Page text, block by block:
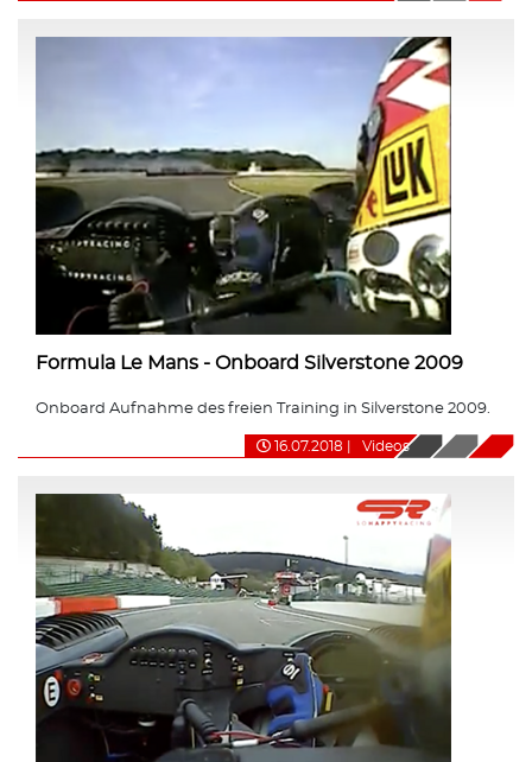
Formula Le Mans - Onboard Silverstone 2009
Onboard Aufnahme des freien Training in Silverstone 2009.
16.07.2018 Videos